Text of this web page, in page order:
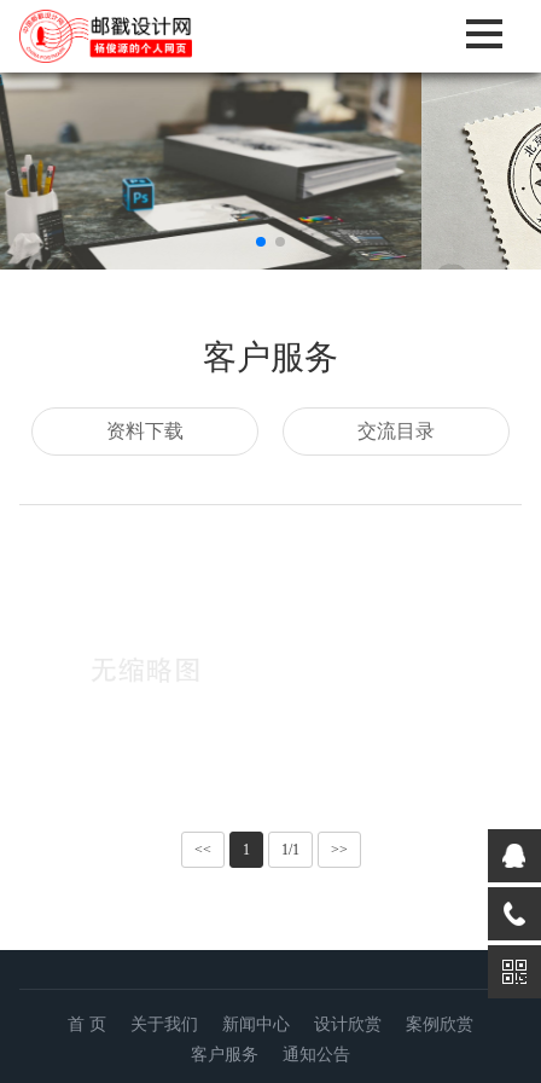
客户服务
资料下载 交流目录
<< 1 1/1 >>
首 页 关于我们 新闻中心 设计欣赏
案例欣赏
客户服务
通知公告